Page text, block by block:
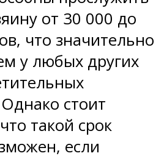
от 30 000 до
что значительно
у любых других
стоит
такой срок
если